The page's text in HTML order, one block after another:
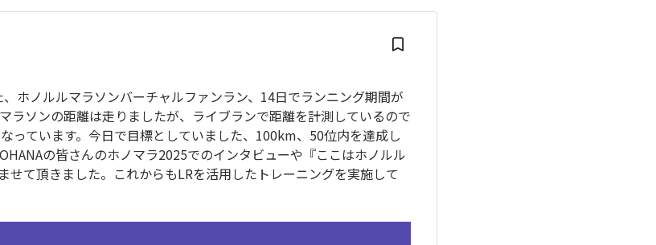
ホノルルマラソンバーチャルファンラン、14日でランニング期間が
ラソンの距離は走りましたが、ライブランで距離を計測しているので
っています。今日で目標としていました、100km、50位内を達成し
の皆さんのホノマラ2025でのインタビューや『ここはホノルル
せて頂きました。これからもLRを活用したトレーニングを実施して